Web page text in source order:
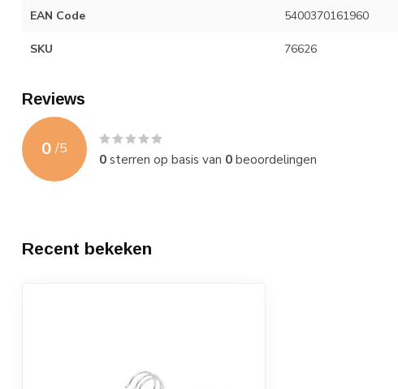
EAN Code 5400370161960
SKU 76626
Reviews
0 /5
0sterren op basis van 0beoordelingen
Recent bekeken